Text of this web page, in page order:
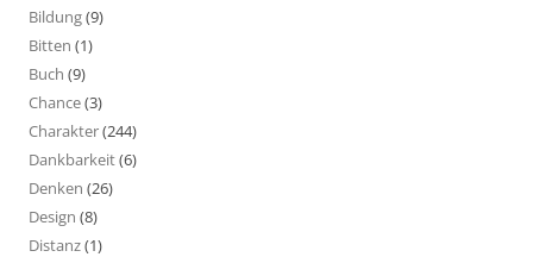
Bildung(9)
Bitten (1)
Buch (9)
Chance(3)
Charakter(244)
Dankbarkeit(6)
Denken (26)
Design (8)
Distanz(1)